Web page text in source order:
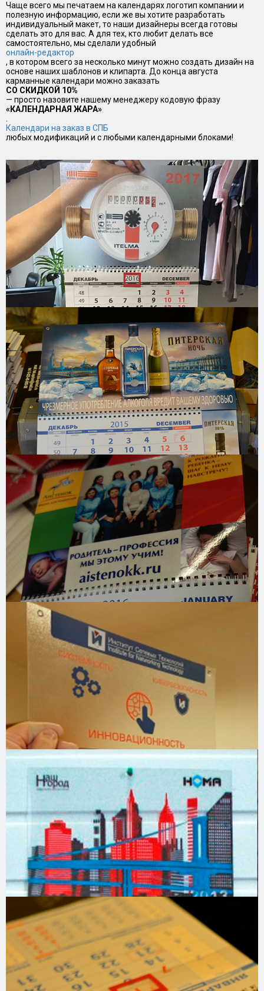
Чаще всего мы печатаем на календарях логотип компании и
полезную информацию, если же вы хотите разработать
индивидуальный макет, то наши дизайнеры всегда готовы
сделать это для вас. А для тех, кто любит делать все
самостоятельно, мы сделали удобный
онлайн-редактор
, в котором всего за несколько минут можно создать дизайн на
основе наших шаблонов и клипарта. До конца августа
карманные календари можно заказать
СО СКИДКОЙ 10%
— просто назовите нашему менеджеру кодовую фразу
«КАЛЕНДАРНАЯ ЖАРА»
.
Календари на заказ в СПБ
любых модификаций и с любыми календарными блоками!